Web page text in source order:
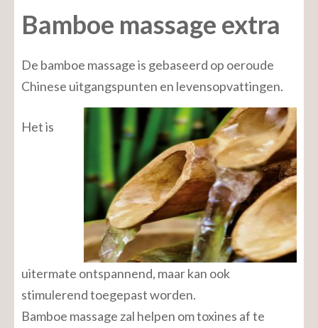
Bamboe massage extra
De bamboe massage is gebaseerd op oeroude
Chinese uitgangspunten en levensopvattingen.
Het is
uitermate ontspannend, maar kan ook
stimulerend toegepast worden.
Bamboe massage zal helpen om toxines af te